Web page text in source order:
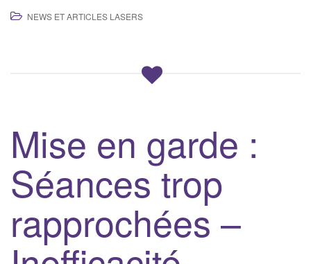
NEWS ET ARTICLES LASERS
Mise en garde :
Séances trop
rapprochées –